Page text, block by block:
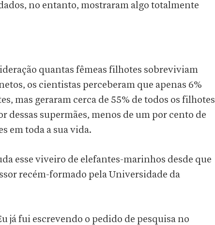
no entanto, mostraram algo totalmente
quantas fêmeas filhotes sobreviviam
os cientistas perceberam que apenas 6%
mas geraram cerca de 55% de todos os filhotes
dessas supermães, menos de um por cento de
em toda a sua vida.
esse viveiro de elefantes-marinhos desde que
recém-formado pela Universidade da
já fui escrevendo o pedido de pesquisa no